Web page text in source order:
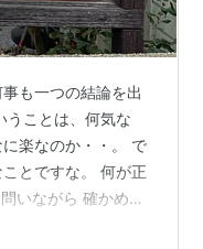
も一つの結論を出
うことは、何気な
楽なのか・・。 で
とですな。 何が正
いながら 確かめな